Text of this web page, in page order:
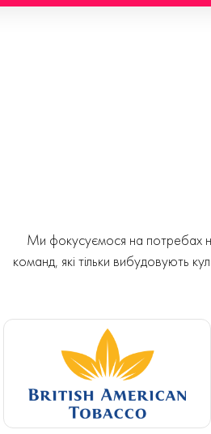
Ми фокусуємося на потребах
команд, які тільки вибудовують